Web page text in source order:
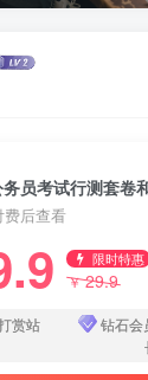
费后查看
限时特惠
￥29.9
赏站
钻石会